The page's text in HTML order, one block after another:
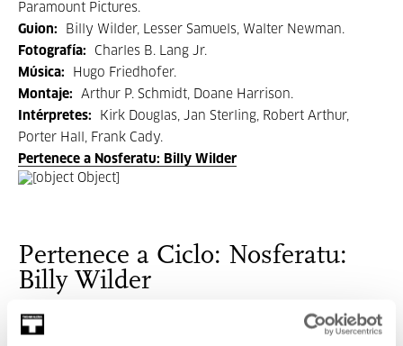
Paramount Pictures.
Guion:
Billy Wilder, Lesser Samuels, Walter Newman.
Fotografía:
Charles B. Lang Jr.
Música:
Hugo Friedhofer.
Montaje:
Arthur P. Schmidt, Doane Harrison.
Intérpretes:
Kirk Douglas, Jan Sterling, Robert Arthur,
Porter Hall, Frank Cady.
Pertenece a Nosferatu: Billy Wilder
Pertenece a Ciclo: Nosferatu:
Billy Wilder
Nuevo ciclo
, dedicado a la figura del realizador